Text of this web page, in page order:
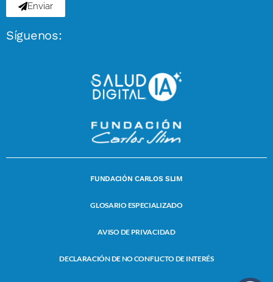
Enviar
Síguenos:
FUNDACIÓN CARLOS SLIM
GLOSARIO ESPECIALIZADO
AVISO DE PRIVACIDAD
DECLARACIÓN DE NO CONFLICTO DE INTERÉS